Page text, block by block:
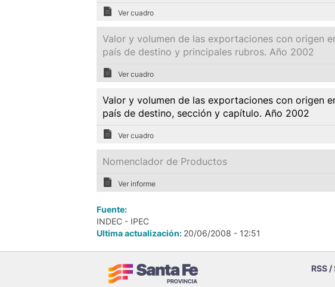
Ver cuadro
Valor y volumen de las exportaciones con origen
país de destino y principales rubros. Año 2002
Ver cuadro
Valor y volumen de las exportaciones con origen
país de destino, sección y capítulo. Año 2002
Ver cuadro
Nomenclador de Productos
Ver informe
Fuente:
INDEC - IPEC
Ultima actualización: 20/06/2008 - 12:51
RSS